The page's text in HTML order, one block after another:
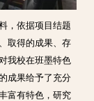
，依据项目结题
取得的成果、存
我校在班墨特色
成果给予了充分
富有特色，研究